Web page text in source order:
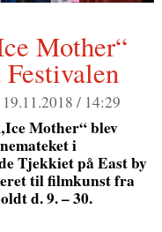
Festivalen
19.11.2018 / 14:29
Mother“ blev
i
Tjekkiet på East by
til filmkunst fra
d. 9. – 30.